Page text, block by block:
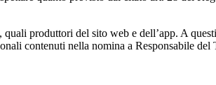
produttori del sito web e dell’app. A
contenuti nella nomina a Responsabile del